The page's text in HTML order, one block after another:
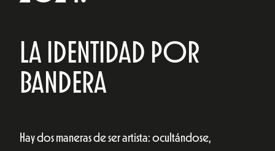
LA IDENTIDAD POR
BANDERA
Hay dos maneras de ser artista: ocultándose,